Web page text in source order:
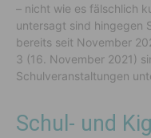
– nicht wie es fälschlich
untersagt sind hingegen
bereits seit November
3 (16. November 2021)
Schulveranstaltungen
Schul- und